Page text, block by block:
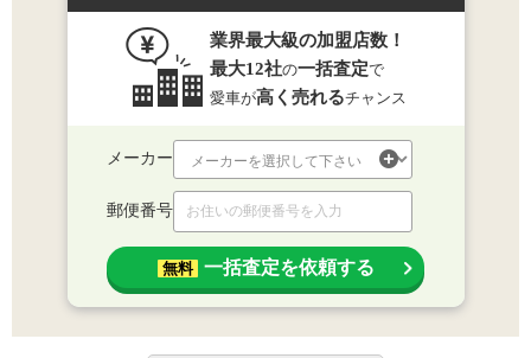
業界最大級の加盟店数！
最大12社の一括査定で
愛車が高く売れるチャンス
メーカー
郵便番号
無料 一括査定を依頼する